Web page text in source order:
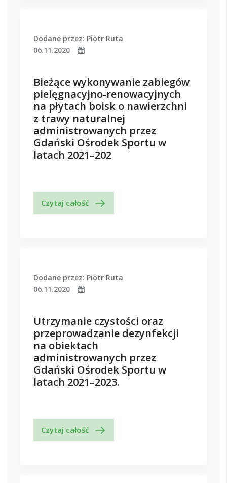
Dodane przez: Piotr Ruta
06.11.2020
Bieżące wykonywanie zabiegów
pielęgnacyjno-renowacyjnych
na płytach boisk o nawierzchni
z trawy naturalnej
administrowanych przez
Gdański Ośrodek Sportu w
latach 2021–202
Czytaj całość
Dodane przez: Piotr Ruta
06.11.2020
Utrzymanie czystości oraz
przeprowadzanie dezynfekcji
na obiektach
administrowanych przez
Gdański Ośrodek Sportu w
latach 2021–2023.
Czytaj całość